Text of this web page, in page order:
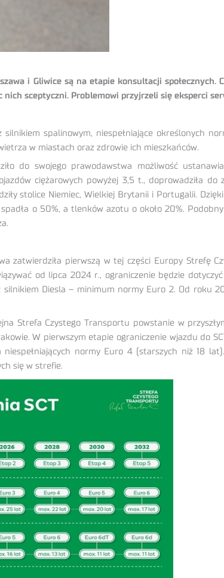
i Gliwice są na etapie konsultacji społecznych.
sceptyczni. Problemowi przyjrzeli się eksperci
spalinowym, niespełniające określonych
w miastach oraz zdrowie ich mieszkańców.
do swojego prawodawstwa możliwość
ciężarowych powyżej 3,5 t., doprowadziła do
stolice Niemiec, Wielkiej Brytanii i Portugalii.
o 50%, a tlenków azotu o około 20%.
zatwierdziła pierwszą w tej części Europy Strefę
od lipca 2024 r., ograniczenie będzie
Diesla – minimum normy Euro 2. Od roku
Strefa Czystego Transportu powstanie w
W pierwszym etapie ograniczenie wjazdu do
normy Euro 4 (starszych niż 18
się w strefie.